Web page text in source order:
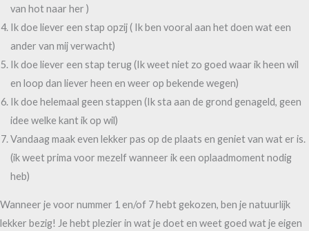
van hot naar her )
Ik doe liever een stap opzij ( Ik ben vooral aan het doen wat een
ander van mij verwacht)
Ik doe liever een stap terug (Ik weet niet zo goed waar ik heen wil
en loop dan liever heen en weer op bekende wegen)
Ik doe helemaal geen stappen (Ik sta aan de grond genageld, geen
idee welke kant ik op wil)
Vandaag maak even lekker pas op de plaats en geniet van wat er is.
(ik weet prima voor mezelf wanneer ik een oplaadmoment nodig
heb)
Wanneer je voor nummer 1 en/of 7 hebt gekozen, ben je natuurlijk
lekker bezig! Je hebt plezier in wat je doet en weet goed wat je eigen